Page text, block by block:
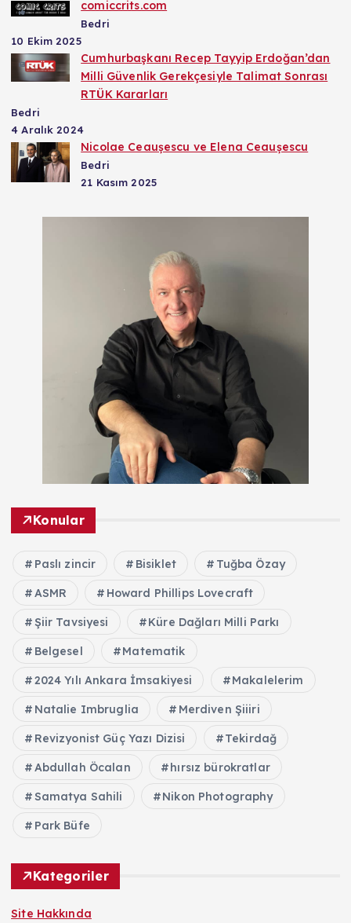
comiccrits.com
Bedri
10 Ekim 2025
Cumhurbaşkanı Recep Tayyip Erdoğan’dan
Milli Güvenlik Gerekçesiyle Talimat Sonrası
RTÜK Kararları
Bedri
4 Aralık 2024
Nicolae Ceaușescu ve Elena Ceaușescu
Bedri
21 Kasım 2025
Konular
Paslı zincir Bisiklet Tuğba Özay
ASMR Howard Phillips Lovecraft
Şiir Tavsiyesi Küre Dağları Milli Parkı
Belgesel Matematik
2024 Yılı Ankara İmsakiyesi Makalelerim
Natalie Imbruglia Merdiven Şiiiri
Revizyonist Güç Yazı Dizisi Tekirdağ
Abdullah Öcalan hırsız bürokratlar
Samatya Sahili Nikon Photography
Park Büfe
Kategoriler
Site Hakkında